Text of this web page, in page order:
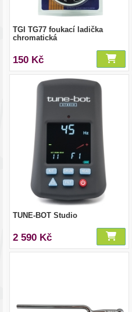
TGI TG77 foukací ladička
chromatická
150 Kč
TUNE-BOT Studio
2 590 Kč